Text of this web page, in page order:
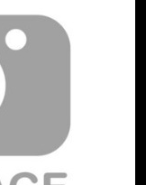
newsphoto/202
中央疫
、台積電慈善基
濟基 金會執行
一為律師陳昱